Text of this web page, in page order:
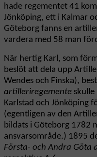
hade regementet 41
Jönköping, ett i Kalmar
Göteborg fanns en
vardera med 58 man
När hertig Karl, som
beslöt att dela upp
Wendes och Finska),
artilleriregemente skulle
Karlstad och Jönköping
(egentligen av den
bildats i Göteborg 1782
ansvarsområde.) 1895
Första- och Andra Göta